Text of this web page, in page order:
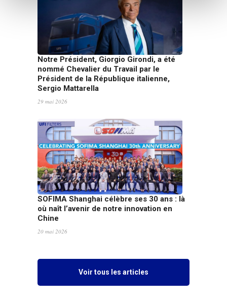
Notre Président, Giorgio Girondi, a été
nommé Chevalier du Travail par le
Président de la République italienne,
Sergio Mattarella
29 mai 2026
SOFIMA Shanghai célèbre ses 30 ans : là
où naît l’avenir de notre innovation en
Chine
20 mai 2026
Voir tous les articles